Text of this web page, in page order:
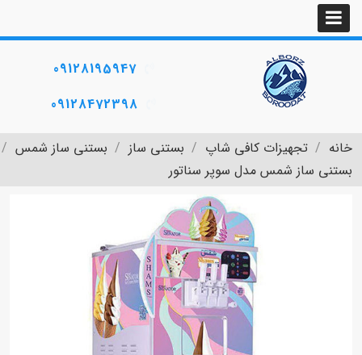
09128195947
09128472398
خانه تجهیزات کافی شاپ بستنی ساز
بستنی ساز شمس
بستنی ساز شمس مدل سوپر سناتور